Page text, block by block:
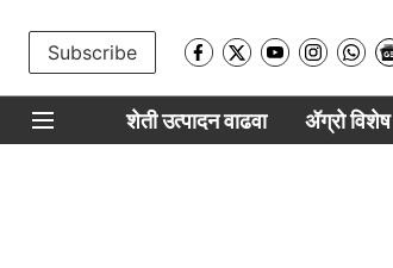
Subscribe
शेती उत्पादन वाढवा ॲग्रो विशेष